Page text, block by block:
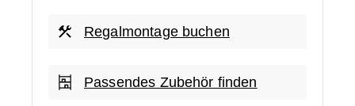
Regalmontage buchen
Passendes Zubehör finden